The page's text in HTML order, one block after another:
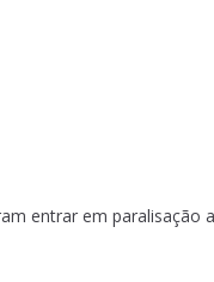
entrar em paralisação